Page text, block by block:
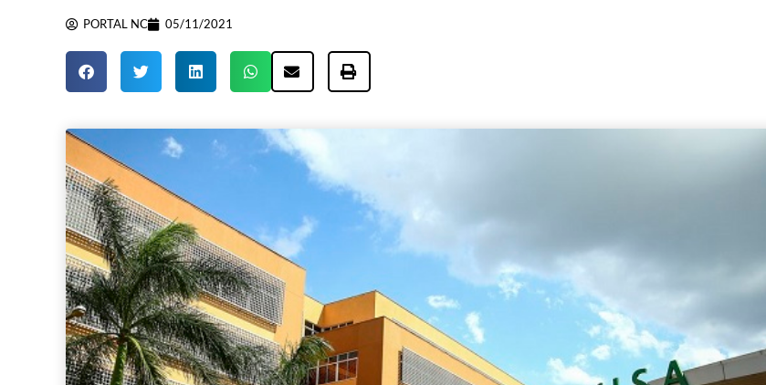
PORTAL NC 05/11/2021